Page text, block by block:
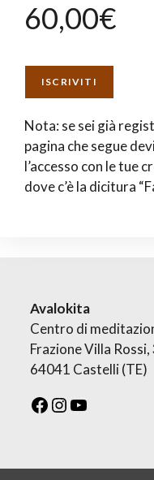
60,00€
ISCRIVITI
Nota: se sei già
pagina che segue
l’accesso con le tue
dove c’è la dicitura
Avalokita
Centro di
Frazione Villa Rossi,
64041 Castelli (TE)